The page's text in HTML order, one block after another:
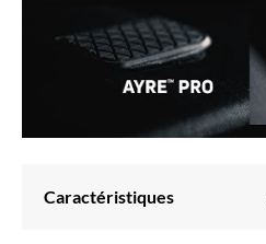
Caractéristiques